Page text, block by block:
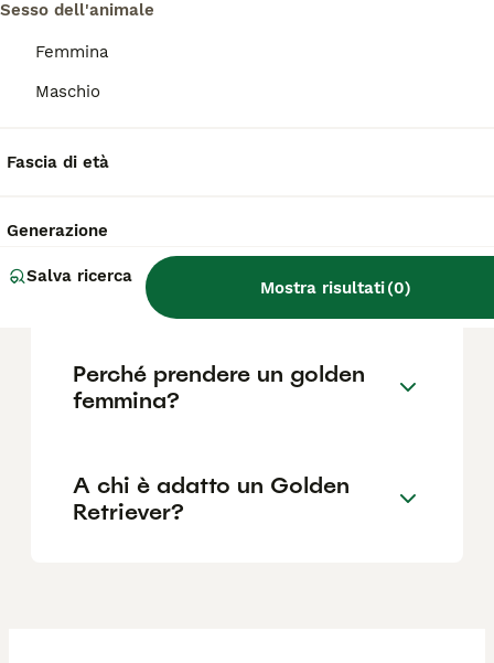
Sesso dell'animale
Femmina
Maschio
Fascia di età
Generazione
Salva ricerca
Mostra risultati(0)
Retriever di razza pura in Italia è di circa
base a fattori come il pedigree, la
Quali sono i difetti del
Golden Retriever?
Dove far dormire un cucciolo
di Golden Retriever?
Perché prendere un golden
femmina?
A chi è adatto un Golden
Retriever?